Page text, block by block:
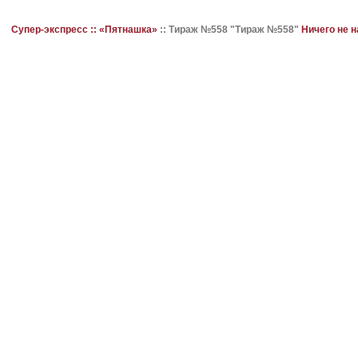
Супер-экспресс :: «Пятнашка» :: Тираж №558 "Тираж №558" Ничего не